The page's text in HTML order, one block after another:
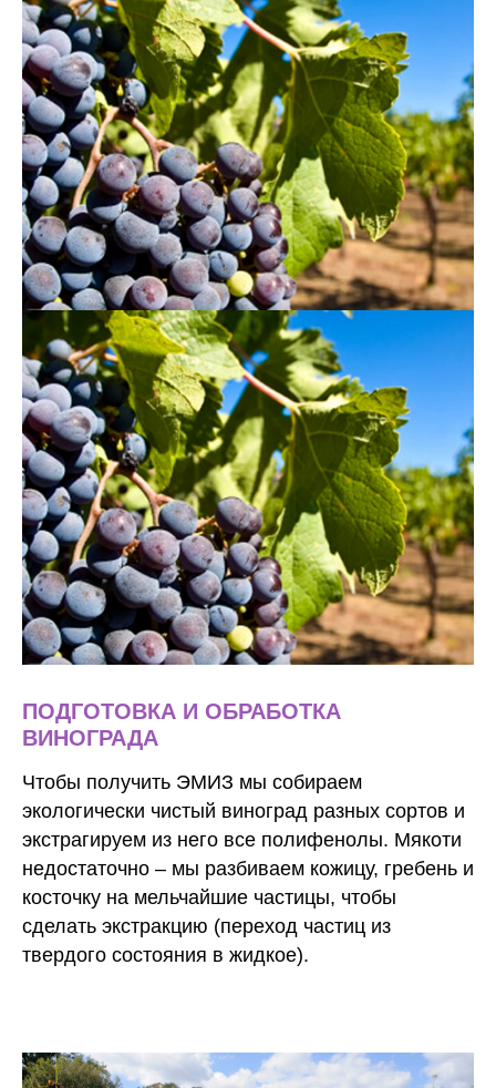
ПОДГОТОВКА И ОБРАБОТКА
ВИНОГРАДА
Чтобы получить ЭМИЗ мы собираем
экологически чистый виноград разных сортов и
экстрагируем из него все полифенолы. Мякоти
недостаточно – мы разбиваем кожицу, гребень и
косточку на мельчайшие частицы, чтобы
сделать экстракцию (переход частиц из
твердого состояния в жидкое).